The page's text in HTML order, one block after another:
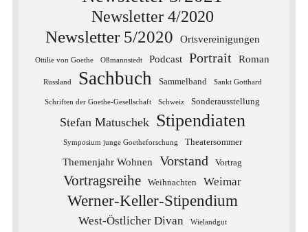
Newsletter 4/2020
Newsletter 5/2020 Ortsvereinigungen
Ottilie von Goethe Oßmannstedt Podcast Portrait Roman
Russland Sachbuch Sammelband Sankt Gotthard
Schriften der Goethe-Gesellschaft Schweiz Sonderausstellung
Stefan Matuschek Stipendiaten
Symposium junge Goetheforschung Theatersommer
Themenjahr Wohnen Vorstand Vortrag
Vortragsreihe Weihnachten Weimar
Werner-Keller-Stipendium
West-Östlicher Divan Wielandgut